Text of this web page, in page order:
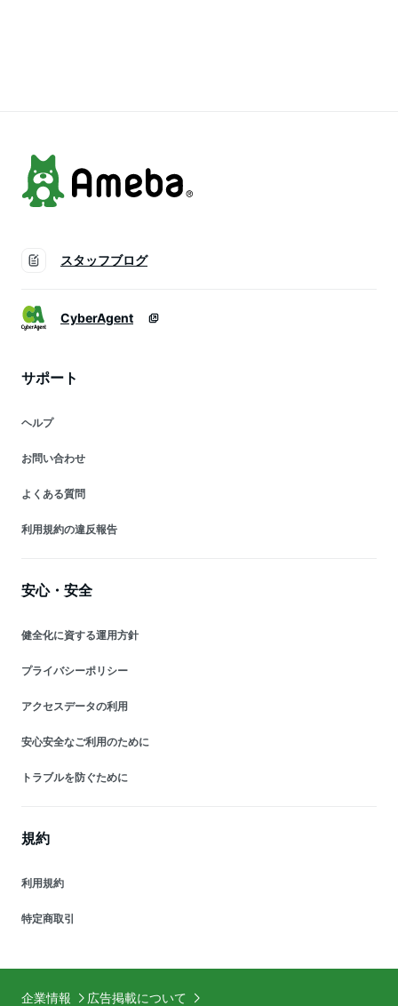
スタッフブログ
CyberAgent
サポート
ヘルプ
お問い合わせ
よくある質問
利用規約の違反報告
安心・安全
健全化に資する運用方針
プライバシーポリシー
アクセスデータの利用
安心安全なご利用のために
トラブルを防ぐために
規約
利用規約
特定商取引
企業情報 広告掲載について